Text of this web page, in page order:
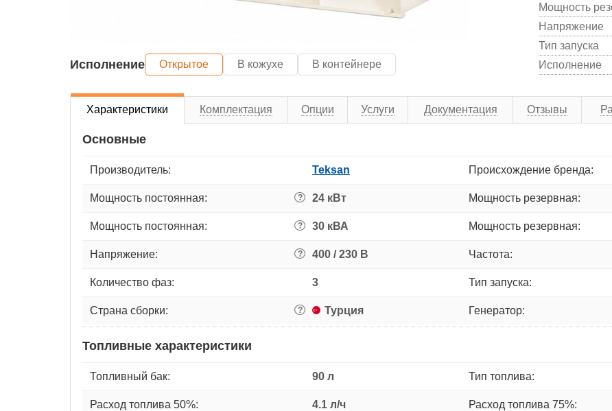
Исполнение Открытое В кожухе В контейнере
Мощность
Напряжение
Тип запуска
Исполнение
Характеристики Комплектация Опции Услуги Документация Отзывы
Основные
Производитель: Teksan Происхождение бренда:
Мощность постоянная: ? 24 кВт Мощность резервная:
Мощность постоянная: ? 30 кВА Мощность резервная:
Напряжение: ? 400 / 230 В Частота:
Количество фаз: 3 Тип запуска:
Страна сборки: ? Турция Генератор:
Топливные характеристики
Топливный бак: 90 л Тип топлива:
Расход топлива 50%: 4.1 л/ч Расход топлива 75%: